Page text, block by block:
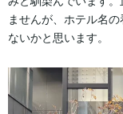
ませんが、ホテル名
ないかと思います。